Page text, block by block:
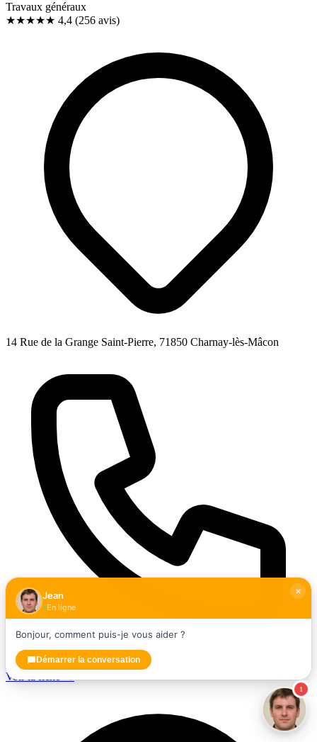
Travaux généraux
★★★★★ 4,4 (256 avis)
14 Rue de la Grange Saint-Pierre, 71850 Charnay-lès-Mâcon
+33967101643
Voir la fiche →
1
Jean
En ligne
Bonjour, comment puis-je vous aider ?
Démarrer la conversation